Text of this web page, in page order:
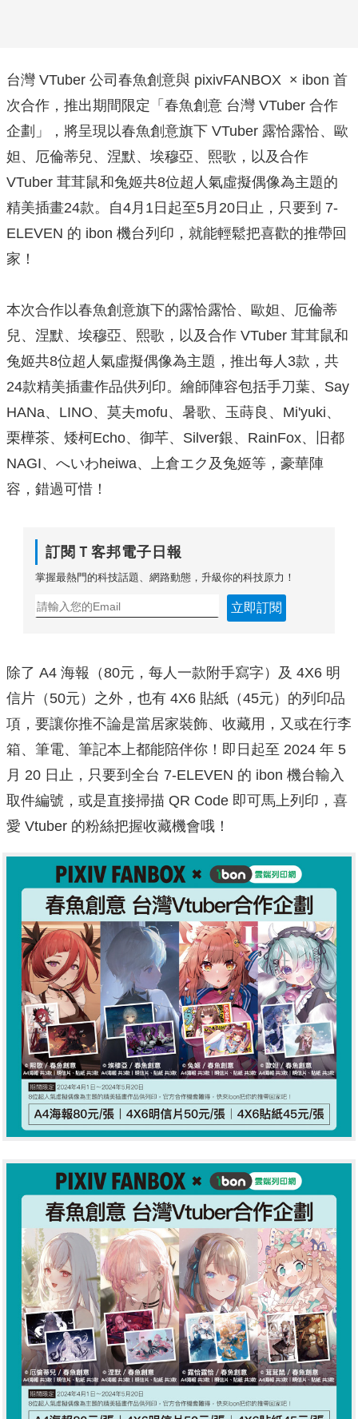
台灣 VTuber 公司春魚創意與 pixivFANBOX × ibon 首
次合作，推出期間限定「春魚創意 台灣 VTuber 合作
企劃」，將呈現以春魚創意旗下 VTuber 露恰露恰、歐
妲、厄倫蒂兒、涅默、埃穆亞、熙歌，以及合作
VTuber 茸茸鼠和兔姬共8位超人氣虛擬偶像為主題的
精美插畫24款。自4月1日起至5月20日止，只要到 7-
ELEVEN 的 ibon 機台列印，就能輕鬆把喜歡的推帶回
家！
本次合作以春魚創意旗下的露恰露恰、歐妲、厄倫蒂
兒、涅默、埃穆亞、熙歌，以及合作 VTuber 茸茸鼠和
兔姬共8位超人氣虛擬偶像為主題，推出每人3款，共
24款精美插畫作品供列印。繪師陣容包括手刀葉、Say
HANa、LINO、莫夫mofu、暑歌、玉蒔良、Mi'yuki、
栗樺茶、矮柯Echo、御芊、Silver銀、RainFox、旧都
NAGI、へいわheiwa、上倉エク及兔姬等，豪華陣
容，錯過可惜！
訂閱Ｔ客邦電子日報
掌握最熱門的科技話題、網路動態，升級你的科技原力！
立即訂閱
除了 A4 海報（80元，每人一款附手寫字）及 4X6 明
信片（50元）之外，也有 4X6 貼紙（45元）的列印品
項，要讓你推不論是當居家裝飾、收藏用，又或在行李
箱、筆電、筆記本上都能陪伴你！即日起至 2024 年 5
月 20 日止，只要到全台 7-ELEVEN 的 ibon 機台輸入
取件編號，或是直接掃描 QR Code 即可馬上列印，喜
愛 Vtuber 的粉絲把握收藏機會哦！